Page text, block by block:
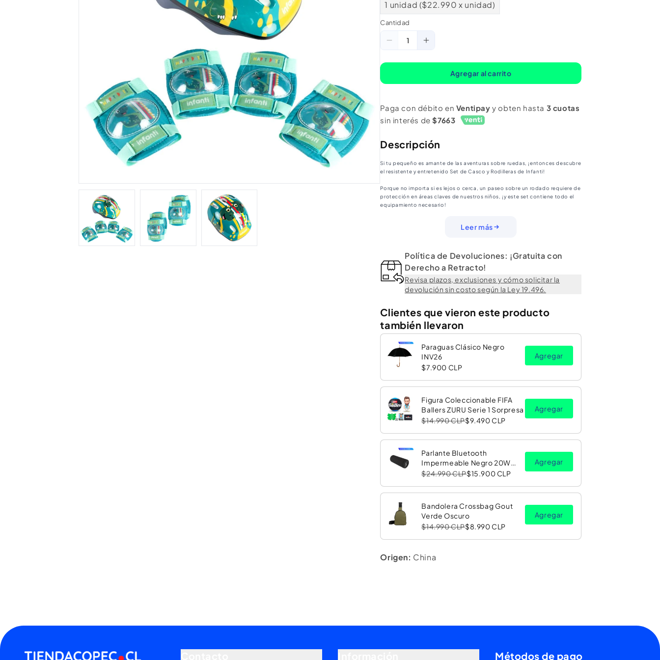
1 unidad ($22.990 x unidad)
Cantidad
Cantidad
Reducir
Set
Casco
Y
Rodilleras
Green
Infanti
Aumentar
Set
Casco
Y
Rodilleras
Green
Infanti
Agregar al carrito
Paga con débito en Ventipay y obten hasta 3 cuotas
sin interés de$7663
Descripción
Si tu pequeño es amante de las aventuras sobre ruedas, ¡entonces descubre
el resistente y entretenido Set de Casco y Rodilleras de Infanti!
Porque no importa si es lejos o cerca, un paseo sobre un rodado requiere de
protección en áreas claves de nuestros niños, ¡y este set contiene todo el
equipamiento necesario!
de cada trayecto y aventura sobre su rodado, teniendo la protección
Perfecto y recomendado para niños desde los 4 años en adelante.
¡Descubre tú también el Set de Casco y Rodilleras de Infanti en sus
diferentes diseños!
Leer más
Política de Devoluciones: ¡Gratuita con
Derecho a Retracto!
Revisa plazos, exclusiones y cómo solicitar la
devolución sin costo según la Ley 19.496.
Clientes que vieron este producto
también llevaron
Paraguas Clásico Negro
INV26
$7.900 CLP
Agregar
Figura Coleccionable FIFA
Ballers ZURU Serie 1 Sorpresa
$14.990 CLP$9.490 CLP
Agregar
Parlante Bluetooth
Impermeable Negro 20W
con Luz LED RGB PV26 Copec
$24.990 CLP$15.900 CLP
Agregar
Bandolera Crossbag Gout
Verde Oscuro
$14.990 CLP$8.990 CLP
Agregar
Origen: China
Métodos de pago